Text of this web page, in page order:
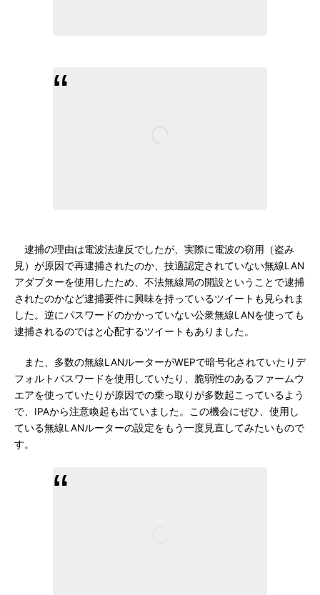
逮捕の理由は電波法違反でしたが、実際に電波の窃用（盗み
見）が原因で再逮捕されたのか、技適認定されていない無線LAN
アダプターを使用したため、不法無線局の開設ということで逮捕
されたのかなど逮捕要件に興味を持っているツイートも見られま
した。逆にパスワードのかかっていない公衆無線LANを使っても
逮捕されるのではと心配するツイートもありました。
また、多数の無線LANルーターがWEPで暗号化されていたりデ
フォルトパスワードを使用していたり、脆弱性のあるファームウ
エアを使っていたりが原因での乗っ取りが多数起こっているよう
で、IPAから注意喚起も出ていました。この機会にぜひ、使用し
ている無線LANルーターの設定をもう一度見直してみたいもので
す。